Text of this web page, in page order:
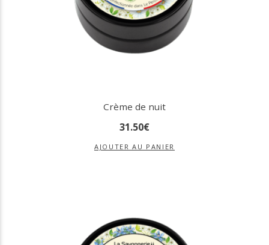
Crème de nuit
31.50€
AJOUTER AU PANIER